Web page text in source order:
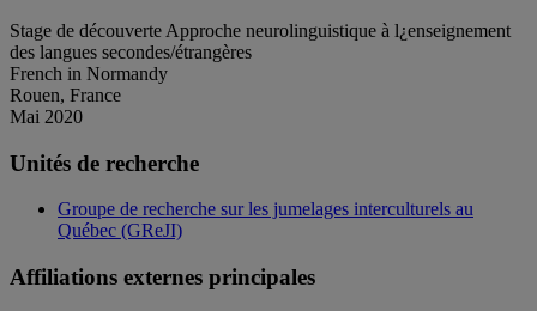
Stage de découverte Approche neurolinguistique à l¿enseignement
des langues secondes/étrangères
French in Normandy
Rouen, France
Mai 2020
Unités de recherche
Groupe de recherche sur les jumelages interculturels au
Québec (GReJI)
Affiliations externes principales